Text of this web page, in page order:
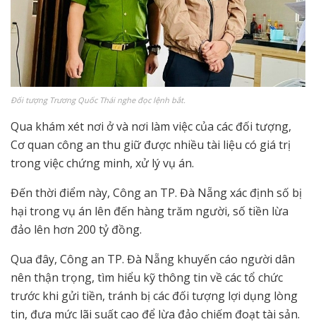
Đối tượng Trương Quốc Thái nghe đọc lệnh bắt.
Qua khám xét nơi ở và nơi làm việc của các đối tượng,
Cơ quan công an thu giữ được nhiều tài liệu có giá trị
trong việc chứng minh, xử lý vụ án.
Đến thời điểm này, Công an TP. Đà Nẵng xác định số bị
hại trong vụ án lên đến hàng trăm người, số tiền lừa
đảo lên hơn 200 tỷ đồng.
Qua đây, Công an TP. Đà Nẵng khuyến cáo người dân
nên thận trọng, tìm hiểu kỹ thông tin về các tổ chức
trước khi gửi tiền, tránh bị các đối tượng lợi dụng lòng
tin, đưa mức lãi suất cao để lừa đảo chiếm đoạt tài sản.